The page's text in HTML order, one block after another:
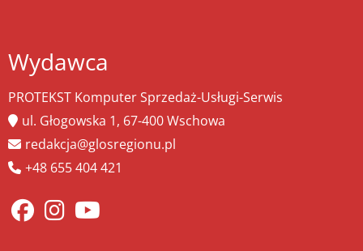
Wydawca
PROTEKST Komputer Sprzedaż-Usługi-Serwis
ul. Głogowska 1, 67-400 Wschowa
redakcja@glosregionu.pl
+48 655 404 421